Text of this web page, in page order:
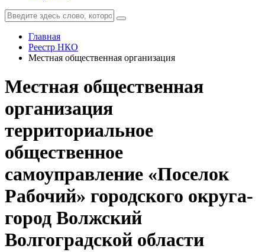
Главная
Реестр НКО
Местная общественная организация
Местная общественная
организация
территориальное
общественное
самоуправление «Поселок
Рабочий» городского округа-
город Волжский
Волгоградской области